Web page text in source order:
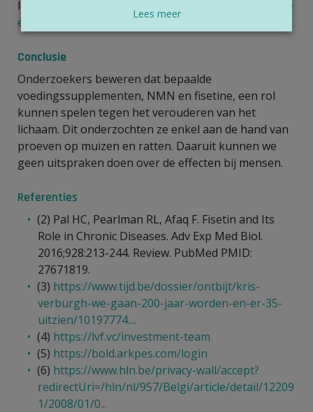
In afwachting kunnen we langer leven door
gezonde
eet- en leefgewoontenaan te nemen (7).
Conclusie
Onderzoekers beweren dat bepaalde
voedingssupplementen, NMN en fisetine, een rol
kunnen spelen tegen het verouderen van het
lichaam. Dit onderzochten ze enkel aan de hand van
proeven op muizen en ratten. Daaruit kunnen we
geen uitspraken doen over de effecten bij mensen.
Referenties
(2) Pal HC, Pearlman RL, Afaq F. Fisetin and Its
Role in Chronic Diseases. Adv Exp Med Biol.
2016;928:213-244. Review. PubMed PMID:
27671819.
(3) https://www.tijd.be/dossier/ontbijt/kris-
verburgh-we-gaan-200-jaar-worden-en-er-35-
uitzien/10197774....
(4) https://lvf.vc/investment-team
(5) https://bold.arkpes.com/login
(6) https://www.hln.be/privacy-wall/accept?
redirectUri=/hln/nl/957/Belgi/article/detail/12209
1/2008/01/0...
Lees meer